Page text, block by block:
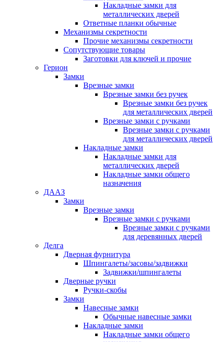
Накладные замки для
металлических дверей
Ответные планки обычные
Механизмы секретности
Прочие механизмы секретности
Сопутствующие товары
Заготовки для ключей и прочие
Герион
Замки
Врезные замки
Врезные замки без ручек
Врезные замки без ручек
для металлических дверей
Врезные замки с ручками
Врезные замки с ручками
для металлических дверей
Накладные замки
Накладные замки для
металлических дверей
Накладные замки общего
назначения
ДААЗ
Замки
Врезные замки
Врезные замки с ручками
Врезные замки с ручками
для деревянных дверей
Делга
Дверная фурнитура
Шпингалеты/засовы/задвижки
Задвижки/шпингалеты
Дверные ручки
Ручки-скобы
Замки
Навесные замки
Обычные навесные замки
Накладные замки
Накладные замки общего